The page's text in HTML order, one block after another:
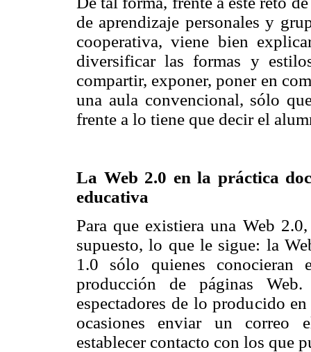
de aprendizaje personales y
cooperativa, viene bien
diversificar las formas y
compartir, exponer, poner en
una aula convencional, sólo
frente a lo tiene que decir el
La Web 2.0 en la práctica
educativa
Para que existiera una Web
supuesto, lo que le sigue: la
1.0 sólo quienes
producción de páginas
espectadores de lo producido
ocasiones enviar un correo
establecer contacto con los que